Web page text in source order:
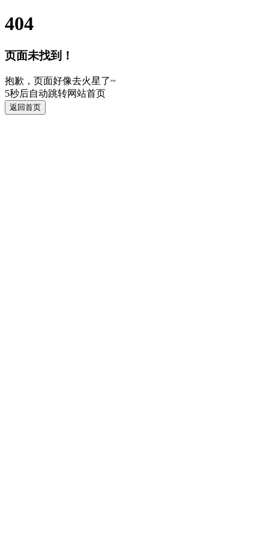
404
页面未找到！
抱歉，页面好像去火星了~
5秒后自动跳转网站首页
返回首页